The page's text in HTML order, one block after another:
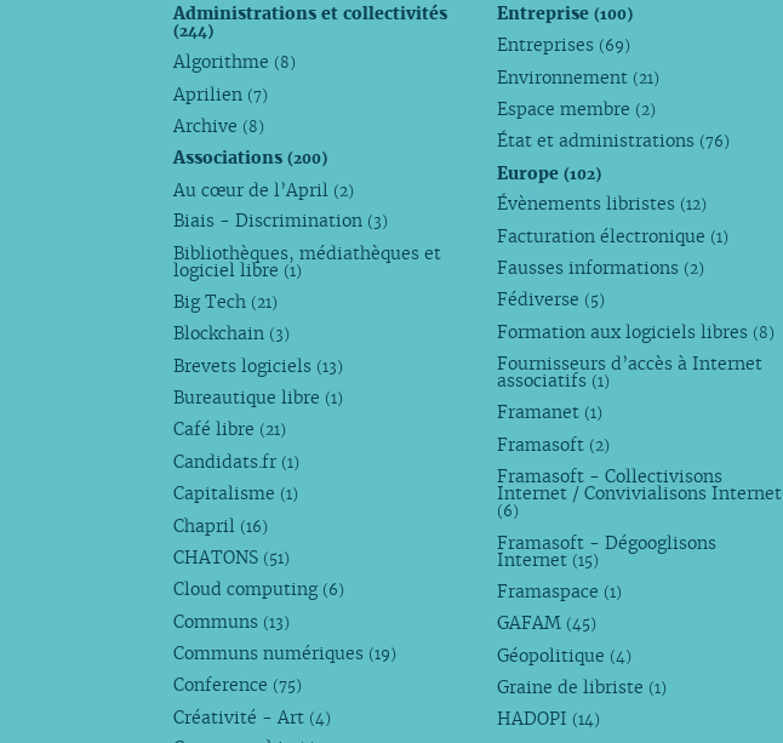
Administrations et collectivités
(244)
Algorithme (8)
Aprilien (7)
Archive (8)
Associations(200)
Au cœur de l’April (2)
Biais - Discrimination (3)
Bibliothèques, médiathèques et
logiciel libre (1)
Big Tech (21)
Blockchain (3)
Brevets logiciels (13)
Bureautique libre (1)
Café libre (21)
Candidats.fr (1)
Capitalisme (1)
Chapril (16)
CHATONS (51)
Cloud computing (6)
Communs (13)
Communs numériques (19)
Conference (75)
Créativité - Art (4)
Entreprise(100)
Entreprises (69)
Environnement (21)
Espace membre (2)
État et administrations (76)
Europe(102)
Évènements libristes (12)
Facturation électronique (1)
Fausses informations (2)
Fédiverse (5)
Formation aux logiciels libres (8)
Fournisseurs d’accès à Internet
associatifs (1)
Framanet (1)
Framasoft (2)
Framasoft - Collectivisons
Internet / Convivialisons Internet
(6)
Framasoft - Dégooglisons
Internet (15)
Framaspace (1)
GAFAM (45)
Géopolitique (4)
Graine de libriste (1)
HADOPI (14)